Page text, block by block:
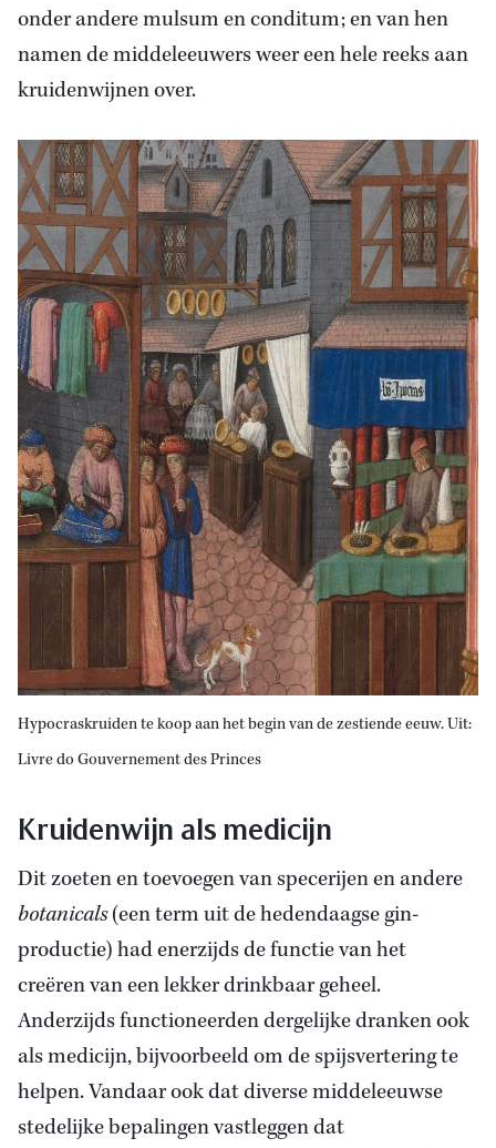
onder andere mulsum en conditum; en van hen
namen de middeleeuwers weer een hele reeks aan
kruidenwijnen over.
Hypocraskruiden te koop aan het begin van de zestiende eeuw. Uit:
Livre do Gouvernement des Princes
Kruidenwijn als medicijn
Dit zoeten en toevoegen van specerijen en andere
botanicals(een term uit de hedendaagse gin-
productie) had enerzijds de functie van het
creëren van een lekker drinkbaar geheel.
Anderzijds functioneerden dergelijke dranken ook
als medicijn, bijvoorbeeld om de spijsvertering te
helpen. Vandaar ook dat diverse middeleeuwse
stedelijke bepalingen vastleggen dat